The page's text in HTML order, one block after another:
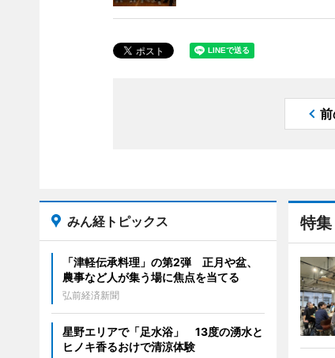
特集
みん経トピックス
「津軽伝承料理」の第2弾 正月や盆、
農事など人が集う場に焦点を当てる
弘前経済新聞
星野エリアで「足水浴」 13度の湧水と
ヒノキ香るおけで清涼体験